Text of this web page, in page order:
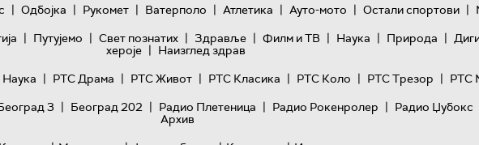
| Одбојка | Рукомет | Ватерполо | Атлетика | Ауто-мото | Остали спортови |
| Путујемо | Свет познатих | Здравље | Филм и ТВ | Наука | Природа |
хероје | Наизглед здрав
| РТС Драма | РТС Живот | РТС Класика | РТС Коло | РТС Трезор | РТС
3 | Београд 202 | Радио Плетеница | Радио Рокенролер | Радио Џубокс
Архив